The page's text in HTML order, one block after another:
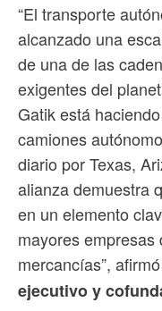
“El transporte
alcanzado una
de una de las
exigentes del
Gatik está
camiones
diario por Texas,
alianza demuestra
en un elemento
mayores
mercancías”, afirmó
ejecutivo y